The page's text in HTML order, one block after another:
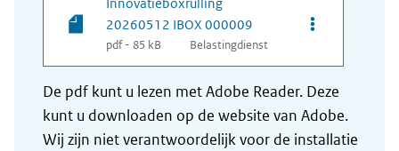
20260512 IBOX 000009
pdf - 85 kB Belastingdienst
Opties van
De pdf kunt u lezen met Adobe Reader. Deze
kunt u downloaden op de website van Adobe.
Wij zijn niet verantwoordelijk voor de installatie